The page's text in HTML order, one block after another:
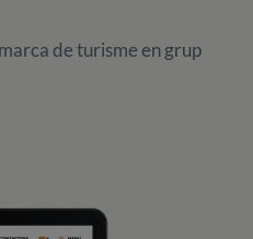
de turisme en grup